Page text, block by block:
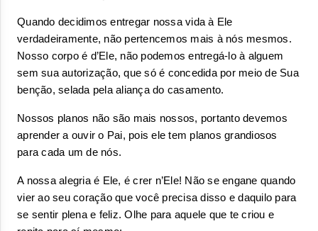
Quando decidimos entregar nossa vida à Ele
verdadeiramente, não pertencemos mais à nós mesmos.
Nosso corpo é d’Ele, não podemos entregá-lo à alguem
sem sua autorização, que só é concedida por meio de Sua
benção, selada pela aliança do casamento.
Nossos planos não são mais nossos, portanto devemos
aprender a ouvir o Pai, pois ele tem planos grandiosos
para cada um de nós.
A nossa alegria é Ele, é crer n’Ele! Não se engane quando
vier ao seu coração que você precisa disso e daquilo para
se sentir plena e feliz. Olhe para aquele que te criou e